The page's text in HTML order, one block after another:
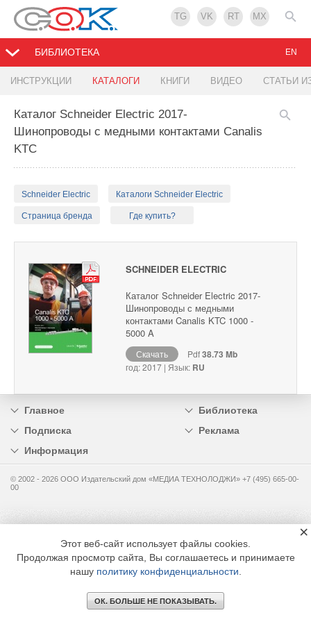
TG VK RT MX
БИБЛИОТЕКА
ИНСТРУКЦИИ КАТАЛОГИ КНИГИ ВИДЕО СТАТЬИ
EN
Каталог Schneider Electric 2017-
Шинопроводы с медными контактами Canalis
KTC
Schneider Electric Каталоги Schneider Electric
Страница бренда Где купить?
SCHNEIDER ELECTRIC
Каталог Schneider Electric 2017-
Шинопроводы с медными
контактами Canalis KTC 1000 -
5000 A
Скачать Pdf38.73 Mb
год: 2017 | Язык: RU
Главное
Библиотека
Подписка
Реклама
Информация
© 2002 - 2026 OOO Издательский дом «МЕДИА ТЕХНОЛОДЖИ» +7 (495) 665-00-
00
Этот веб-сайт использует файлы cookies.
Продолжая просмотр сайта, Вы соглашаетесь и принимаете
нашу политику конфиденциальности
ОК. БОЛЬШЕ НЕ ПОКАЗЫВАТЬ.
×